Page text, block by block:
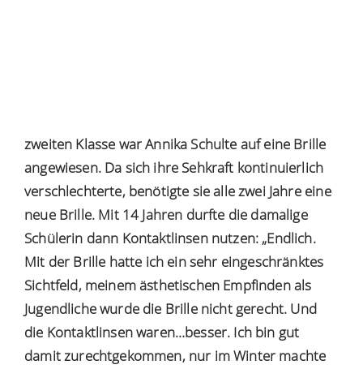
zweiten Klasse war Annika Schulte auf eine Brille
angewiesen. Da sich ihre Sehkraft kontinuierlich
verschlechterte, benötigte sie alle zwei Jahre eine
neue Brille. Mit 14 Jahren durfte die damalige
Schülerin dann Kontaktlinsen nutzen: „Endlich.
Mit der Brille hatte ich ein sehr eingeschränktes
Sichtfeld, meinem ästhetischen Empfinden als
Jugendliche wurde die Brille nicht gerecht. Und
die Kontaktlinsen waren…besser. Ich bin gut
damit zurechtgekommen, nur im Winter machte